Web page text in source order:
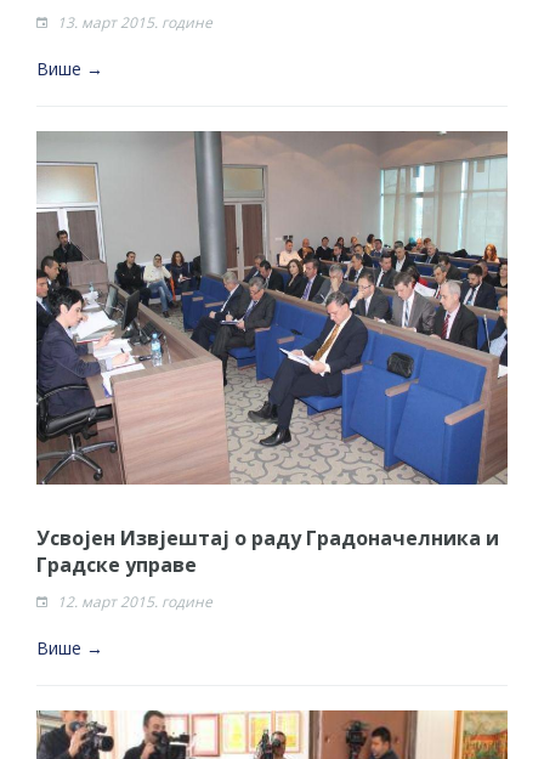
13. март 2015. године
Више →
Усвојен Извјештај о раду Градоначелника и
Градске управе
12. март 2015. године
Више →